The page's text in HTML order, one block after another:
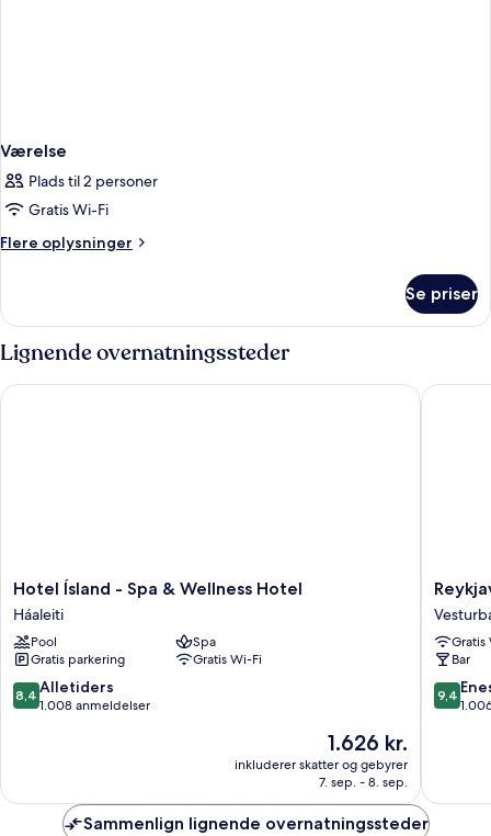
Værelse
Plads til 2 personer
Gratis Wi-Fi
Flere oplysninger
Flere
Se priser
Lignende overnatningssteder
Hotel
Ísland
-
Spa
&
Wellness
Hotel
Hotel Ísland - Spa & Wellness Hotel
Háaleiti
Pool
Spa
Gratis parkering
Gratis Wi-Fi
8.4
ud
anmeldelser
8,4 Alletiders
1.008 anmeldelser
Prisen
er
1.626 kr.
1.626 kr.
inkluderer skatter og gebyrer
7. sep. - 8. sep.
Hotel Ísland - Spa & Wellness Hotel
Marina
-
Berjaya
Iceland
Hotels
Gratis
Bar
9.4
ud
9,4
Sammenlign lignende overnatningssteder